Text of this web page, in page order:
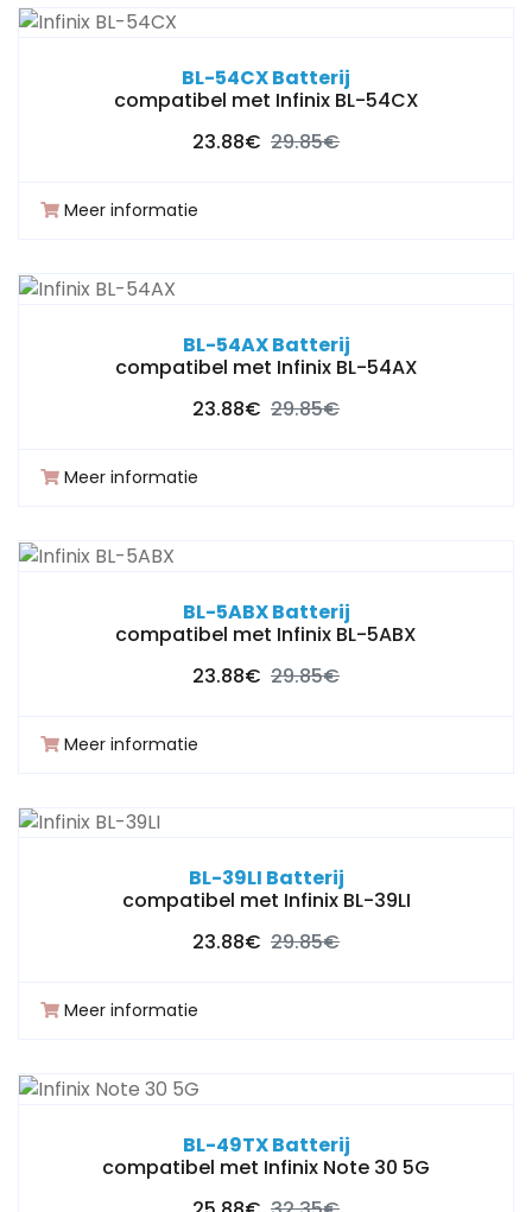
BL-54CX Batterij
compatibel met Infinix BL-54CX
23.88€ 29.85€
Meer informatie
BL-54AX Batterij
compatibel met Infinix BL-54AX
23.88€ 29.85€
Meer informatie
BL-5ABX Batterij
compatibel met Infinix BL-5ABX
23.88€ 29.85€
Meer informatie
BL-39LI Batterij
compatibel met Infinix BL-39LI
23.88€ 29.85€
Meer informatie
BL-49TX Batterij
compatibel met Infinix Note 30 5G